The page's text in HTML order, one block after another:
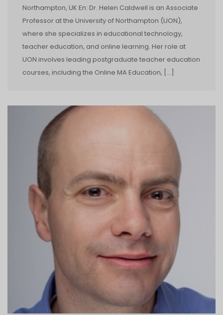
Northampton, UK En: Dr. Helen Caldwell is an Associate
Professor at the University of Northampton (UON),
where she specializes in educational technology,
teacher education, and online learning. Her role at
UON involves leading postgraduate teacher education
courses, including the Online MA Education, […]